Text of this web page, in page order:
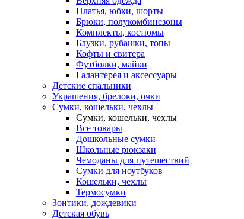
Платья, юбки, шорты
Брюки, полукомбинезоны
Комплекты, костюмы
Блузки, рубашки, топы
Кофты и свитера
Футболки, майки
Галантерея и аксессуары
Детские спальники
Украшения, брелоки, очки
Сумки, кошельки, чехлы
Сумки, кошельки, чехлы
Все товары
Дошкольные сумки
Школьные рюкзаки
Чемоданы для путешествий
Сумки для ноутбуков
Кошельки, чехлы
Термосумки
Зонтики, дождевики
Детская обувь